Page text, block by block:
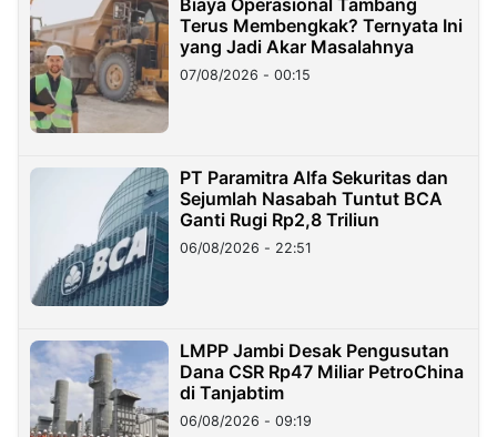
Biaya Operasional Tambang
Terus Membengkak? Ternyata Ini
yang Jadi Akar Masalahnya
07/08/2026 - 00:15
PT Paramitra Alfa Sekuritas dan
Sejumlah Nasabah Tuntut BCA
Ganti Rugi Rp2,8 Triliun
06/08/2026 - 22:51
LMPP Jambi Desak Pengusutan
Dana CSR Rp47 Miliar PetroChina
di Tanjabtim
06/08/2026 - 09:19